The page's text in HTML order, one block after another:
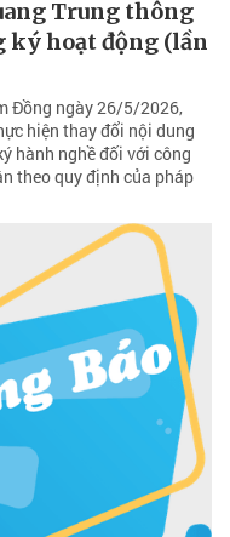
Trung thông
ký hoạt động (lần
Đồng ngày 26/5/2026,
hiện thay đổi nội dung
hành nghề đối với công
theo quy định của pháp